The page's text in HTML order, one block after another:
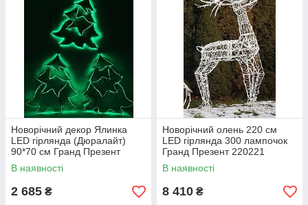
Новорічний декор Ялинка
LED гірлянда (Дюралайт)
90*70 см Гранд Презент
220241
В наявності
2 685 ₴
Новорічний олень 220 см
LED гірлянда 300 лампочок
Гранд Презент 220221
В наявності
8 410 ₴